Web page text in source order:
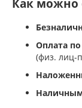
Как можно
Оплата
(физ. лиц-